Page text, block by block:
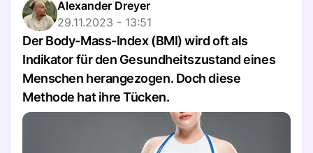
Alexander Dreyer
29.11.2023 - 13:51
Der Body-Mass-Index (BMI) wird oft als
Indikator für den Gesundheitszustand eines
Menschen herangezogen. Doch diese
Methode hat ihre Tücken.